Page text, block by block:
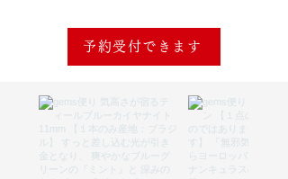
予約受付できます